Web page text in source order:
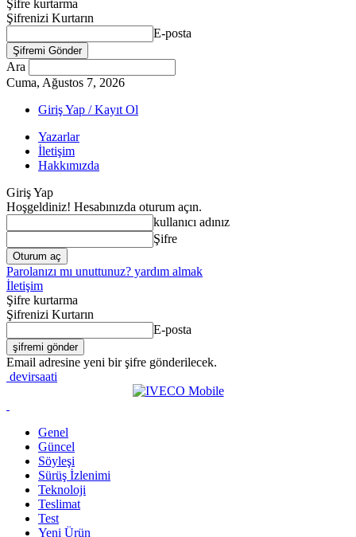
Şifre kurtarma
Şifrenizi Kurtarın
E-posta
Ara
Cuma, Ağustos 7, 2026
Giriş Yap / Kayıt Ol
Yazarlar
İletişim
Hakkımızda
Giriş Yap
Hoşgeldiniz! Hesabınızda oturum açın.
kullanıcı adınız
Şifre
Parolanızı mı unuttunuz? yardım almak
İletişim
Şifre kurtarma
Şifrenizi Kurtarın
E-posta
Email adresine yeni bir şifre gönderilecek.
devirsaati
Genel
Güncel
Söyleşi
Sürüş İzlenimi
Teknoloji
Teslimat
Test
Yeni Ürün